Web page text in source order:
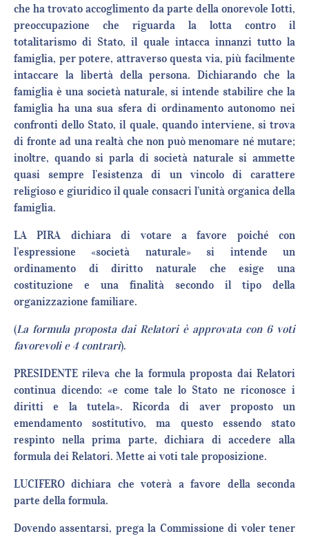
che ha trovato accoglimento da parte della onorevole Iotti,
preoccupazione che riguarda la lotta contro il
totalitarismo di Stato, il quale intacca innanzi tutto la
famiglia, per potere, attraverso questa via, più facilmente
intaccare la libertà della persona. Dichiarando che la
famiglia è una società naturale, si intende stabilire che la
famiglia ha una sua sfera di ordinamento autonomo nei
confronti dello Stato, il quale, quando interviene, si trova
di fronte ad una realtà che non può menomare né mutare;
inoltre, quando si parla di società naturale si ammette
quasi sempre l’esistenza di un vincolo di carattere
religioso e giuridico il quale consacri l’unità organica della
famiglia.
LA PIRA dichiara di votare a favore poiché con
l’espressione «società naturale» si intende un
ordinamento di diritto naturale che esige una
costituzione e una finalità secondo il tipo della
organizzazione familiare.
(La formula proposta dai Relatori è approvata con 6 voti
favorevoli e 4 contrari).
PRESIDENTE rileva che la formula proposta dai Relatori
continua dicendo: «e come tale lo Stato ne riconosce i
diritti e la tutela». Ricorda di aver proposto un
emendamento sostitutivo, ma questo essendo stato
respinto nella prima parte, dichiara di accedere alla
formula dei Relatori. Mette ai voti tale proposizione.
LUCIFERO dichiara che voterà a favore della seconda
parte della formula.
Dovendo assentarsi, prega la Commissione di voler tener